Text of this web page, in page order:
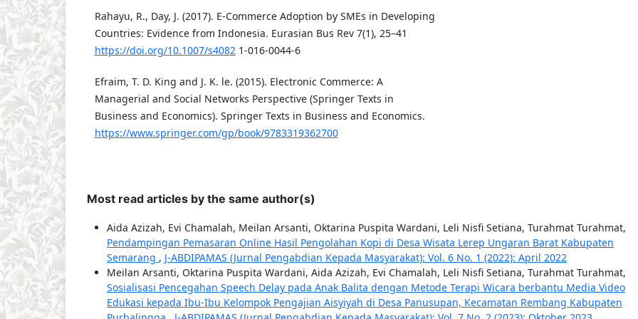
Rahayu, R., Day, J. (2017). E-Commerce Adoption by SMEs in Developing
Countries: Evidence from Indonesia. Eurasian Bus Rev 7(1), 25–41
https://doi.org/10.1007/s40821-016-0044-6
Efraim, T. D. King and J. K. le. (2015). Electronic Commerce: A
Managerial and Social Networks Perspective (Springer Texts in
Business and Economics). Springer Texts in Business and Economics.
https://www.springer.com/gp/book/9783319362700
Most read articles by the same author(s)
Aida Azizah, Evi Chamalah, Meilan Arsanti, Oktarina Puspita Wardani, Leli Nisfi Setiana, Turahmat Turahmat,
Pendampingan Pemasaran Online Hasil Pengolahan Kopi di Desa Wisata Lerep Ungaran Barat Kabupaten
Semarang , J-ABDIPAMAS (Jurnal Pengabdian Kepada Masyarakat): Vol. 6 No. 1 (2022): April 2022
Meilan Arsanti, Oktarina Puspita Wardani, Aida Azizah, Evi Chamalah, Leli Nisfi Setiana, Turahmat Turahmat,
Sosialisasi Pencegahan Speech Delay pada Anak Balita dengan Metode Terapi Wicara berbantu Media Video
Edukasi kepada Ibu-Ibu Kelompok Pengajian Aisyiyah di Desa Panusupan, Kecamatan Rembang Kabupaten